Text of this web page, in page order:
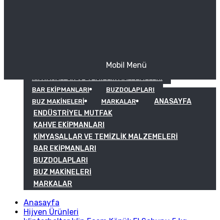
KIMYASALLAR VE TEMIZLIK MALZEMELERI
BAR EKIPMANLARI
BUZDOLAPLARI
BUZ MAKINELERI
MARKALAR
Mobil Menü
ANASAYFA
ENDÜSTRIYEL MUTFAK
KAHVE EKIPMANLARI
KIMYASALLAR VE TEMIZLIK MALZEMELERI
BAR EKIPMANLARI
BUZDOLAPLARI
BUZ MAKINELERI
MARKALAR
Anasayfa
Hijyen Ürünleri